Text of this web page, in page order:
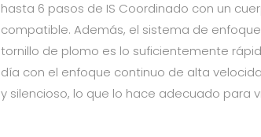
hasta 6 pasos de IS Coordinado con un
compatible. Además, el sistema de
tornillo de plomo es lo suficientemente
día con el enfoque continuo de alta
y silencioso, lo que lo hace adecuado para